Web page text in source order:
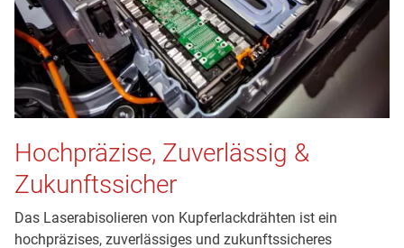
Hochpräzise, Zuverlässig &
Zukunftssicher
Das Laserabisolieren von Kupferlackdrähten ist ein
hochpräzises, zuverlässiges und zukunftssicheres